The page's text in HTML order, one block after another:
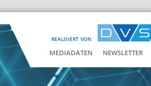
REALISIERT VON
MEDIADATEN NEWSLETTER